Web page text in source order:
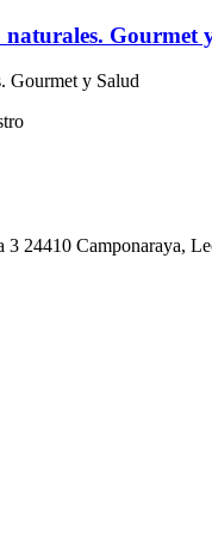
3 24410 Camponaraya,